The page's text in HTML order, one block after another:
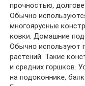
прочностью,
Обычно
многоярусные
ковки. Домашние
Обычно используют
растений. Такие
и средних горшков.
на подоконнике,